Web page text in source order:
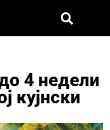
4 недели
кујнски